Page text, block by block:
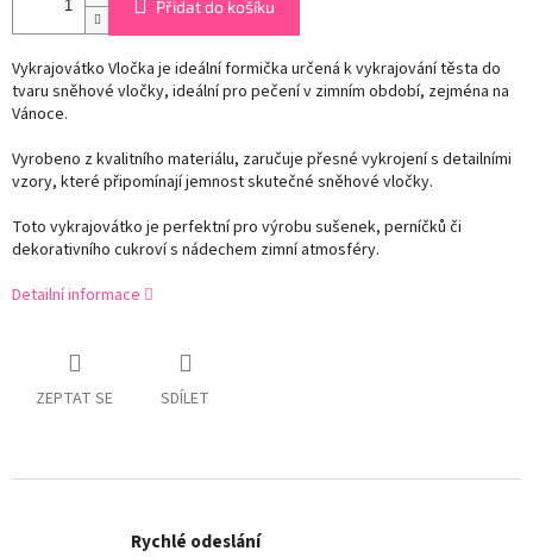
Přidat do košíku
Vykrajovátko Vločka je ideální formička určená k vykrajování těsta do
tvaru sněhové vločky, ideální pro pečení v zimním období, zejména na
Vánoce.
Vyrobeno z kvalitního materiálu, zaručuje přesné vykrojení s detailními
vzory, které připomínají jemnost skutečné sněhové vločky.
Toto vykrajovátko je perfektní pro výrobu sušenek, perníčků či
dekorativního cukroví s nádechem zimní atmosféry.
Detailní informace
ZEPTAT SE SDÍLET
Rychlé odeslání